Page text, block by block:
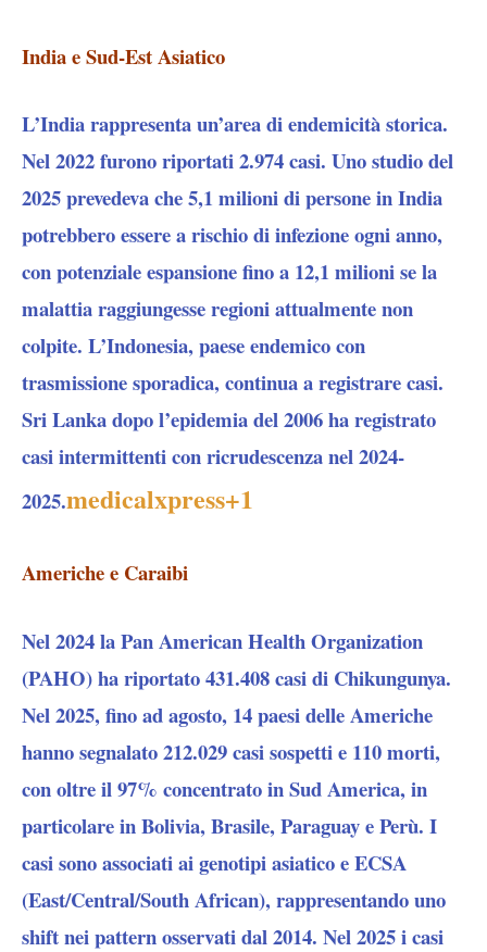
India e Sud-Est Asiatico
L’India rappresenta un’area di endemicità storica.
Nel 2022 furono riportati 2.974 casi. Uno studio del
2025 prevedeva che 5,1 milioni di persone in India
potrebbero essere a rischio di infezione ogni anno,
con potenziale espansione fino a 12,1 milioni se la
malattia raggiungesse regioni attualmente non
colpite. L’Indonesia, paese endemico con
trasmissione sporadica, continua a registrare casi.
Sri Lanka dopo l’epidemia del 2006 ha registrato
casi intermittenti con ricrudescenza nel 2024-
2025.medicalxpress+1
Americhe e Caraibi
Nel 2024 la Pan American Health Organization
(PAHO) ha riportato 431.408 casi di Chikungunya.
Nel 2025, fino ad agosto, 14 paesi delle Americhe
hanno segnalato 212.029 casi sospetti e 110 morti,
con oltre il 97% concentrato in Sud America, in
particolare in Bolivia, Brasile, Paraguay e Perù. I
casi sono associati ai genotipi asiatico e ECSA
(East/Central/South African), rappresentando uno
shift nei pattern osservati dal 2014. Nel 2025 i casi